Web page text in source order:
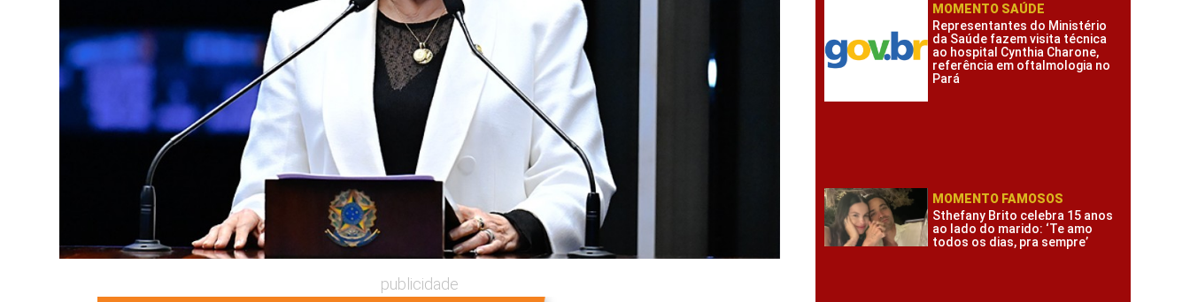
publicidade
MOMENTO SAÚDE
Representantes do Ministério
da Saúde fazem visita técnica
ao hospital Cynthia Charone,
referência em oftalmologia no
Pará
MOMENTO FAMOSOS
Sthefany Brito celebra 15 anos
ao lado do marido: ‘Te amo
todos os dias, pra sempre’